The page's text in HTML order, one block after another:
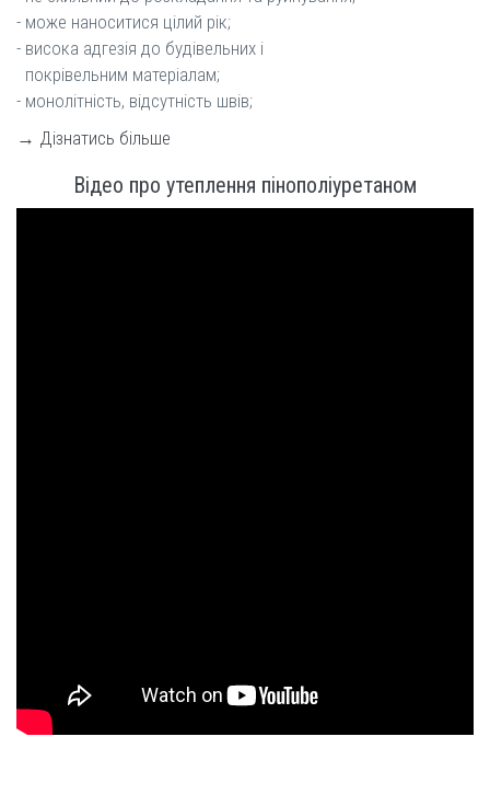
- може наноситися цілий рік;
- висока адгезія до будівельних і
покрівельним матеріалам;
- монолітність, відсутність швів;
→ Дізнатись більше
Відео про утеплення пінополіуретаном